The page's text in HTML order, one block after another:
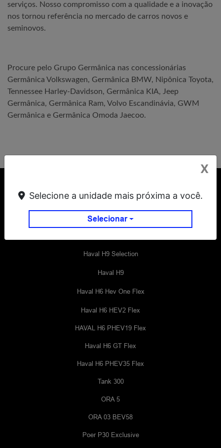
serviços. Nosso compromisso com a qualidade e a inovação
nos tornou referência no mercado de carros novos e
seminovos.
Procure pelo Grupo Germânica nas concessionárias
Germânica Volkswagen, Germânica BMW, Nipônica Toyota,
Tennessee Harley-Davidson, Germânica KIA, Jeep
Germânica, Germânica Ram, Volvo Escandinávia, GWM
Germânica e Germânica Omoda Jaecoo.
Haval H9 Selection
Haval H9
Haval H6 Hev One Flex
Haval H6 HEV2 Flex
HAVAL H6 PHEV19 Flex
Haval H6 GT Flex
Haval H6 PHEV35 Flex
Tank 300
ORA 5
ORA 03 BEV58
Poer P30 Exclusive
X
Selecione a unidade mais próxima a você.
Selecionar